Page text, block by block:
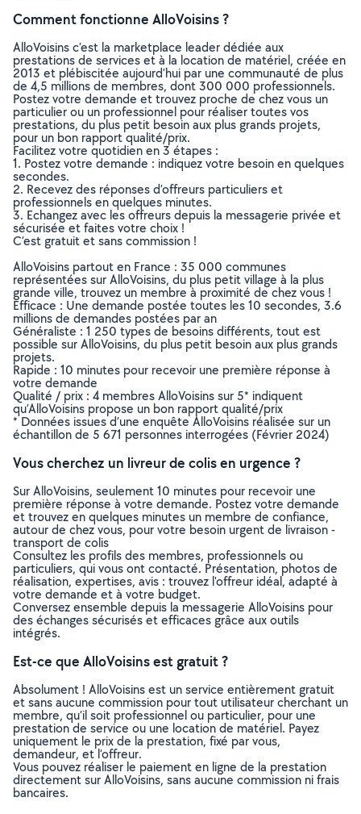
Comment fonctionne AlloVoisins ?
AlloVoisins c’est la marketplace leader dédiée aux
prestations de services et à la location de matériel, créée en
2013 et plébiscitée aujourd’hui par une communauté de plus
de 4,5 millions de membres, dont 300 000 professionnels.
Postez votre demande et trouvez proche de chez vous un
particulier ou un professionnel pour réaliser toutes vos
prestations, du plus petit besoin aux plus grands projets,
pour un bon rapport qualité/prix.
Facilitez votre quotidien en 3 étapes :
1. Postez votre demande : indiquez votre besoin en quelques
secondes.
2. Recevez des réponses d’offreurs particuliers et
professionnels en quelques minutes.
3. Echangez avec les offreurs depuis la messagerie privée et
sécurisée et faites votre choix !
C’est gratuit et sans commission !
AlloVoisins partout en France : 35 000 communes
représentées sur AlloVoisins, du plus petit village à la plus
grande ville, trouvez un membre à proximité de chez vous !
Efficace : Une demande postée toutes les 10 secondes, 3.6
millions de demandes postées par an
Généraliste : 1 250 types de besoins différents, tout est
possible sur AlloVoisins, du plus petit besoin aux plus grands
projets.
Rapide : 10 minutes pour recevoir une première réponse à
votre demande
Qualité / prix : 4 membres AlloVoisins sur 5* indiquent
qu’AlloVoisins propose un bon rapport qualité/prix
* Données issues d’une enquête AlloVoisins réalisée sur un
échantillon de 5 671 personnes interrogées (Février 2024)
Vous cherchez un livreur de colis en urgence ?
Sur AlloVoisins, seulement 10 minutes pour recevoir une
première réponse à votre demande. Postez votre demande
et trouvez en quelques minutes un membre de confiance,
autour de chez vous, pour votre besoin urgent de livraison -
transport de colis
Consultez les profils des membres, professionnels ou
particuliers, qui vous ont contacté. Présentation, photos de
réalisation, expertises, avis : trouvez l'offreur idéal, adapté à
votre demande et à votre budget.
Conversez ensemble depuis la messagerie AlloVoisins pour
des échanges sécurisés et efficaces grâce aux outils
intégrés.
Est-ce que AlloVoisins est gratuit ?
Absolument ! AlloVoisins est un service entièrement gratuit
et sans aucune commission pour tout utilisateur cherchant un
membre, qu’il soit professionnel ou particulier, pour une
prestation de service ou une location de matériel. Payez
uniquement le prix de la prestation, fixé par vous,
demandeur, et l’offreur.
Vous pouvez réaliser le paiement en ligne de la prestation
directement sur AlloVoisins, sans aucune commission ni frais
bancaires.